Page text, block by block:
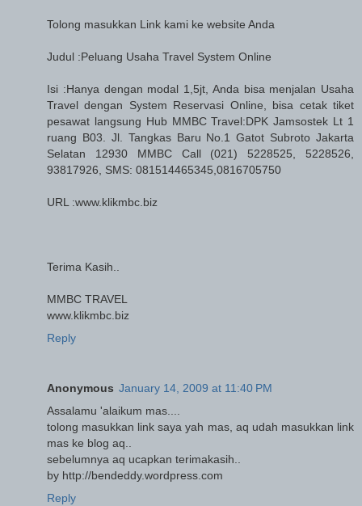
Tolong masukkan Link kami ke website Anda
Judul :Peluang Usaha Travel System Online
Isi :Hanya dengan modal 1,5jt, Anda bisa menjalan Usaha
Travel dengan System Reservasi Online, bisa cetak tiket
pesawat langsung Hub MMBC Travel:DPK Jamsostek Lt 1
ruang B03. Jl. Tangkas Baru No.1 Gatot Subroto Jakarta
Selatan 12930 MMBC Call (021) 5228525, 5228526,
93817926, SMS: 081514465345,0816705750
URL :www.klikmbc.biz
Terima Kasih..
MMBC TRAVEL
www.klikmbc.biz
Reply
Anonymous January 14, 2009 at 11:40 PM
Assalamu 'alaikum mas....
tolong masukkan link saya yah mas, aq udah masukkan link
mas ke blog aq..
sebelumnya aq ucapkan terimakasih..
by http://bendeddy.wordpress.com
Reply